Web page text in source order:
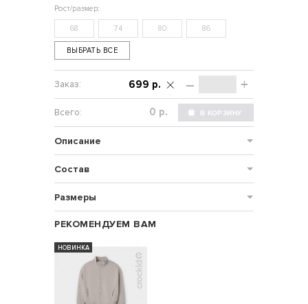
68 74 80 86
ВЫБРАТЬ ВСЕ
– +
699 р.
р.
Описание
Состав
Размеры
РЕКОМЕНДУЕМ ВАМ
НОВИНКА